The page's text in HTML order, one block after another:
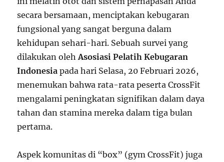
secara bersamaan, menciptakan kebugaran
fungsional yang sangat berguna dalam
kehidupan sehari-hari. Sebuah survei yang
dilakukan olehAsosiasi Pelatih Kebugaran
Indonesia pada hari Selasa, 20 Februari 2026,
menemukan bahwa rata-rata peserta CrossFit
mengalami peningkatan signifikan dalam daya
tahan dan stamina mereka dalam tiga bulan
pertama.
Aspek komunitas di “box” (gym CrossFit) juga